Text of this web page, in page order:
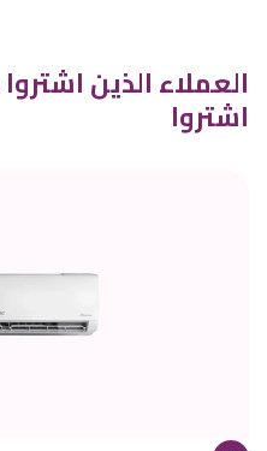
العملاء الذين
اشتروا